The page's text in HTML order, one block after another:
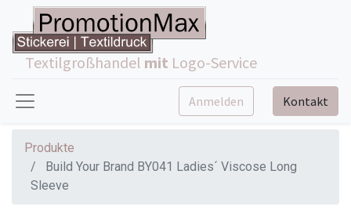
Textilgroßhandel mit Logo-Service
Anmelden Kontakt
Produkte
Build Your Brand BY041 Ladies´ Viscose Long
Sleeve